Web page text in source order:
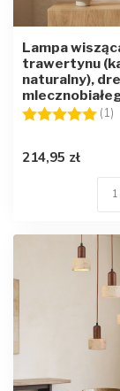
Lampa
trawertynu
naturalny),
Ocena:
(1)
214,95 zł